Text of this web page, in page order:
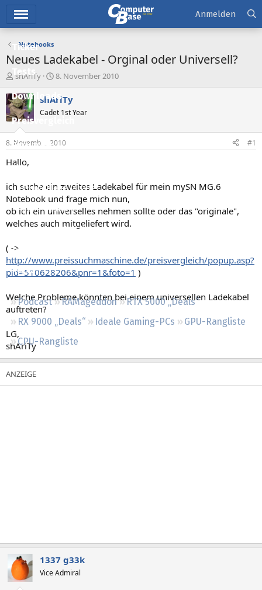
Ticker
Tests
Downloads
Preisvergleich
Forum
Aktuelles
Empfohlene Inhalte
Neue Beiträge
Neueste Aktivitäten
Leserartikel
Regeln
Podcast RAMageddon
RTX 5000 „Deals“
RX 9000 „Deals“
Ideale Gaming-PCs
GPU-Rangliste
CPU-Rangliste
Anmelden
Notebooks
Neues Ladekabel - Orginal oder Universell?
E
s
t
e
l
e
r
shAriTy
E
s
e
l
t
8. November 2010
shAriTy
Cadet 1st Year
8. November 2010 #1
Hallo,
ich suche ein zweites Ladekabel für mein mySN MG.6
Notebook und frage mich nun,
ob ich ein universelles nehmen sollte oder das "originale",
welches auch mitgeliefert wird.
( ->
http://www.preissuchmaschine.de/preisvergleich/popup.asp?
pid=510628206&pnr=1&foto=1 )
Welche Probleme könnten bei einem universellen Ladekabel
auftreten?
LG,
shAriTy
1337 g33k
Vice Admiral